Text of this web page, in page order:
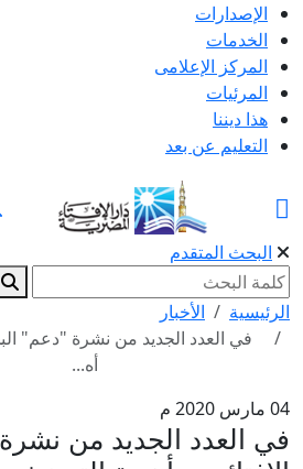
الإصدارات
الخدمات
المركز الإعلامى
المرئيات
هذا ديننا
التعليم عن بعد
البحث المتقدم
الرئيسية
الأخبار
في العدد الجديد من نشرة "دعم"
أه...
04 مارس 2020 م
في العدد الجديد من